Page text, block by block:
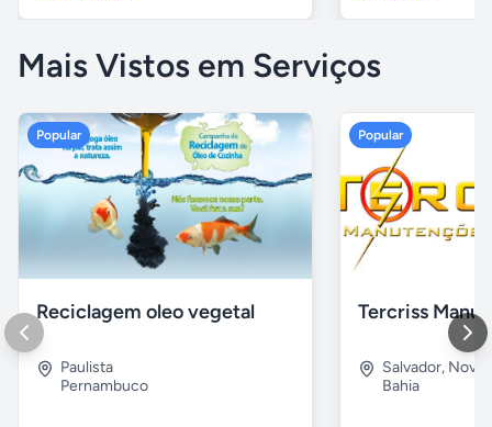
Mais Vistos em Serviços
Popular
Reciclagem oleo vegetal
Paulista
Pernambuco
Popular
Salvador, Nova
Bahia